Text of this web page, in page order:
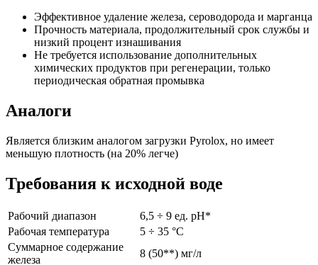
Эффективное удаление железа, сероводорода и марганца
Прочность материала, продолжительный срок службы и
низкий процент изнашивания
Не требуется использование дополнительных
химических продуктов при регенерации, только
периодическая обратная промывка
Аналоги
Является близким аналогом загрузки Pyrolox, но имеет
меньшую плотность (на 20% легче)
Требования к исходной воде
Рабочий диапазон
6,5 ÷ 9 ед. pH*
Рабочая температура
5 ÷ 35 °С
Суммарное содержание
железа
8 (50**) мг/л